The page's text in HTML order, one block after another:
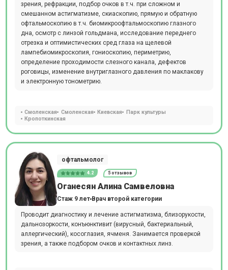
зрения, рефракции, подбор очков в т.ч. при сложном и
смешанном астигматизме, скиаскопию, прямую и обратную
офтальмоскопию в т.ч. биомикроофтальмоскопию глазного
дна, осмотр с линзой гольдмана, исследование переднего
отрезка и оптимистических сред глаза на щелевой
лампебиомикроскопия, гониоскопию, периметрию,
определение проходимости слезного канала, дефектов
роговицы, изменение внутриглазного давления по маклакову
и электронную тонометрию.
Смоленская Смоленская Киевская
Парк культуры
Кропоткинская
офтальмолог
4.2 5 отзывов
Оганесян Алина Самвеловна
Стаж 9 лет Врач второй категории
Проводит диагностику и лечение астигматизма, близорукости,
дальнозоркости, конъюнктивит (вирусный, бактериальный,
аллергический), косоглазия, ячменя. Занимается проверкой
зрения, а также подбором очков и контактных линз.